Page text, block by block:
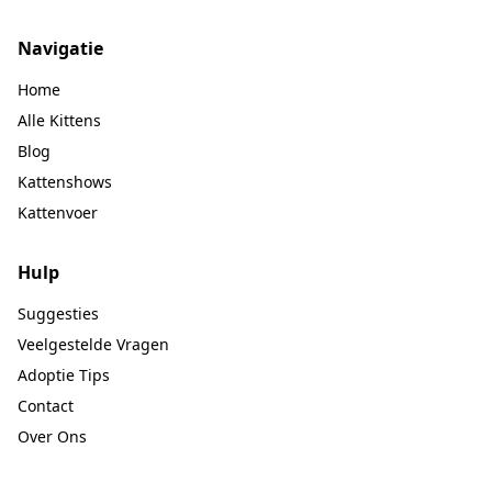
Navigatie
Home
Alle Kittens
Blog
Kattenshows
Kattenvoer
Hulp
Suggesties
Veelgestelde Vragen
Adoptie Tips
Contact
Over Ons